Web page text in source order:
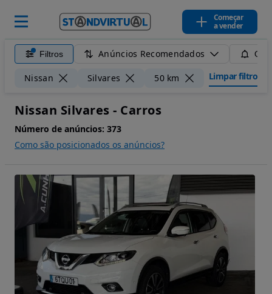
Começar
a vender
Filtros Anúncios Recomendados
Nissan Silvares 50 km Limpar filtros
Nissan Silvares - Carros
Número de anúncios: 373
Como são posicionados os anúncios?